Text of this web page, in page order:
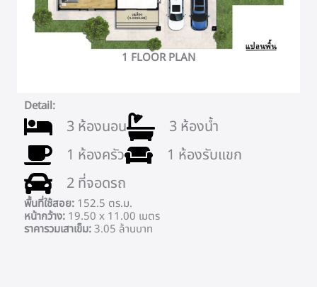
1 FLOOR PLAN
Detail:
3 ห้องนอน
3 ห้องน้ำ
1 ห้องครัว
1 ห้องรับแขก
2 ที่จอดรถ
พื้นที่ใช้สอย: 152.5 ตร.ม.
หน้ากว้าง: 19.50 x 11.00 เมตร
ราคารวมเสาเข็ม:3.05 ล้านบาท